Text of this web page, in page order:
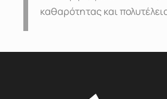
καθαρότητας και